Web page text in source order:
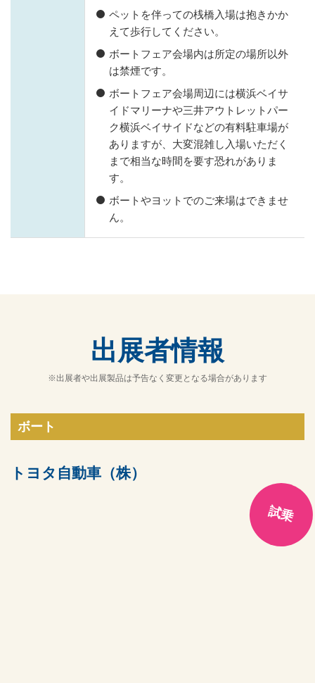
ペットを伴っての桟橋入場は抱きかか
えて歩行してください。
ボートフェア会場内は所定の場所以外
は禁煙です。
ボートフェア会場周辺には横浜ベイサ
イドマリーナや三井アウトレットパー
ク横浜ベイサイドなどの有料駐車場が
ありますが、大変混雑し入場いただく
まで相当な時間を要す恐れがありま
す。
ボートやヨットでのご来場はできませ
ん。
出展者情報
※出展者や出展製品は予告なく変更となる場合があります
ボート
トヨタ自動車（株）
試乗